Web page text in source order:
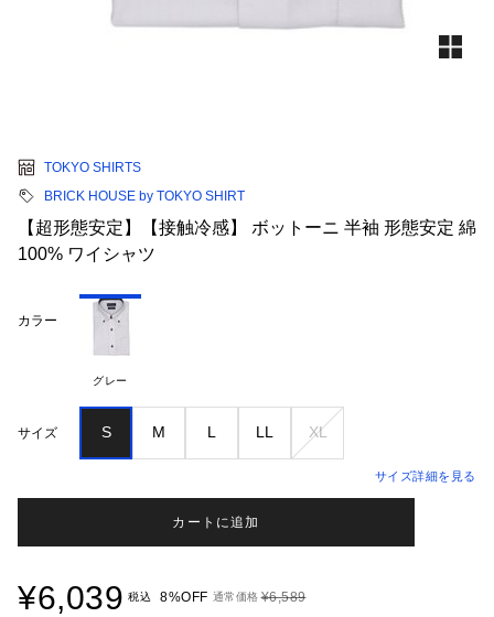
TOKYO SHIRTS
BRICK HOUSE by TOKYO SHIRT
【超形態安定】【接触冷感】 ボットーニ 半袖 形態安定 綿
100% ワイシャツ
カラー
グレー
サイズ S M L LL XL
サイズ詳細を見る
カートに追加
¥6,039 税込 8%OFF 通常価格 ¥6,589